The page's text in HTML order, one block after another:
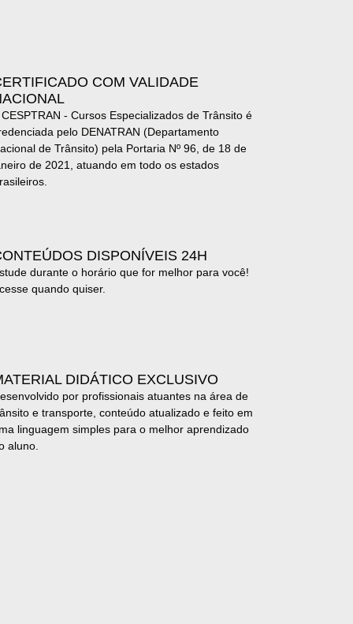
COM VALIDADE
CESPTRAN - Cursos Especializados de Trânsito é
pelo DENATRAN (Departamento
de Trânsito) pela Portaria Nº 96, de 18 de
de 2021, atuando em todo os estados
DISPONÍVEIS 24H
durante o horário que for melhor para você!
quando quiser.
DIDÁTICO EXCLUSIVO
por profissionais atuantes na área de
e transporte, conteúdo atualizado e feito em
linguagem simples para o melhor aprendizado
aluno.